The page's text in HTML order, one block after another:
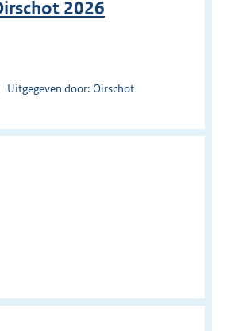
2026
Uitgegeven door: Oirschot